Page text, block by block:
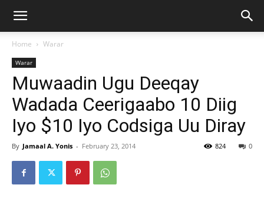
Home Warar
Warar
Muwaadin Ugu Deeqay
Wadada Ceerigaabo 10 Diig
Iyo $10 Iyo Codsiga Uu Diray
By Jamaal A. Yonis - February 23, 2014 0
824